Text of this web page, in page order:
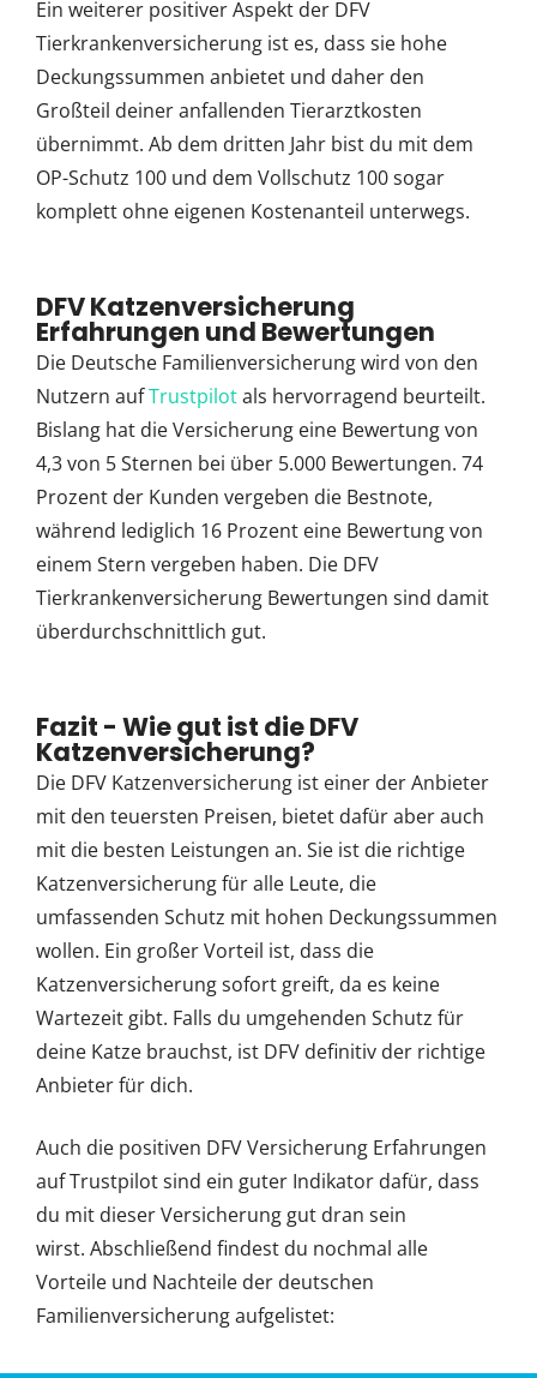
Ein weiterer positiver Aspekt der DFV
Tierkrankenversicherung ist es, dass sie hohe
Deckungssummen anbietet und daher den
Großteil deiner anfallenden Tierarztkosten
übernimmt. Ab dem dritten Jahr bist du mit dem
OP-Schutz 100 und dem Vollschutz 100 sogar
komplett ohne eigenen Kostenanteil unterwegs.
DFV Katzenversicherung
Erfahrungen und Bewertungen
Die Deutsche Familienversicherung wird von den
Nutzern aufTrustpilotals hervorragend beurteilt.
Bislang hat die Versicherung eine Bewertung von
4,3 von 5 Sternen bei über 5.000 Bewertungen. 74
Prozent der Kunden vergeben die Bestnote,
während lediglich 16 Prozent eine Bewertung von
einem Stern vergeben haben. Die DFV
Tierkrankenversicherung Bewertungen sind damit
überdurchschnittlich gut.
Fazit - Wie gut ist die DFV
Katzenversicherung?
Die DFV Katzenversicherung ist einer der Anbieter
mit den teuersten Preisen, bietet dafür aber auch
mit die besten Leistungen an. Sie ist die richtige
Katzenversicherung für alle Leute, die
umfassenden Schutz mit hohen Deckungssummen
wollen. Ein großer Vorteil ist, dass die
Katzenversicherung sofort greift, da es keine
Wartezeit gibt. Falls du umgehenden Schutz für
deine Katze brauchst, ist DFV definitiv der richtige
Anbieter für dich.
Auch die positiven DFV Versicherung Erfahrungen
auf Trustpilot sind ein guter Indikator dafür, dass
du mit dieser Versicherung gut dran sein
wirst. Abschließend findest du nochmal alle
Vorteile und Nachteile der deutschen
Familienversicherung aufgelistet: